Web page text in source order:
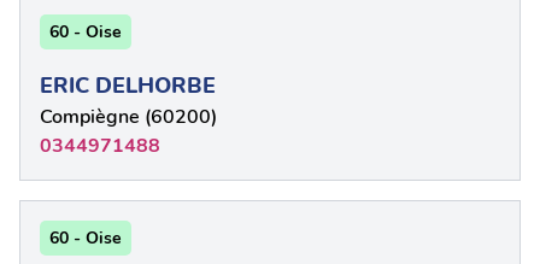
60 - Oise
ERIC DELHORBE
Compiègne (60200)
0344971488
60 - Oise